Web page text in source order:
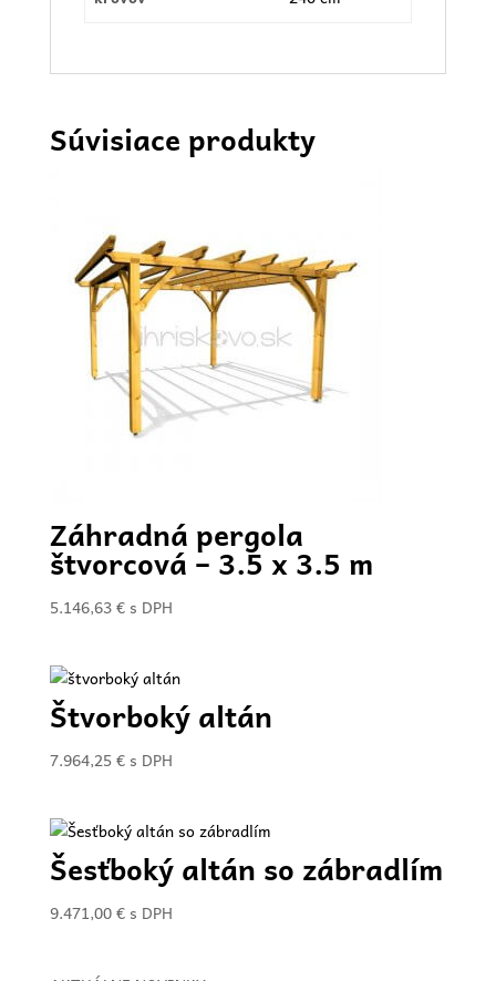
Súvisiace produkty
Záhradná pergola
štvorcová – 3.5 x 3.5 m
5.146,63€ s DPH
Štvorboký altán
7.964,25€ s DPH
Šesťboký altán so zábradlím
9.471,00€ s DPH